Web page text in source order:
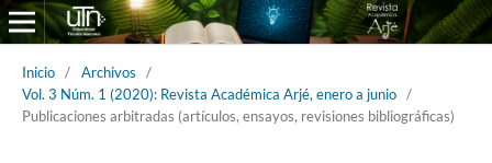
Inicio / Archivos
/
Vol. 3 Núm. 1 (2020): Revista Académica Arjé, enero a junio /
Publicaciones arbitradas (artículos, ensayos, revisiones bibliográficas)